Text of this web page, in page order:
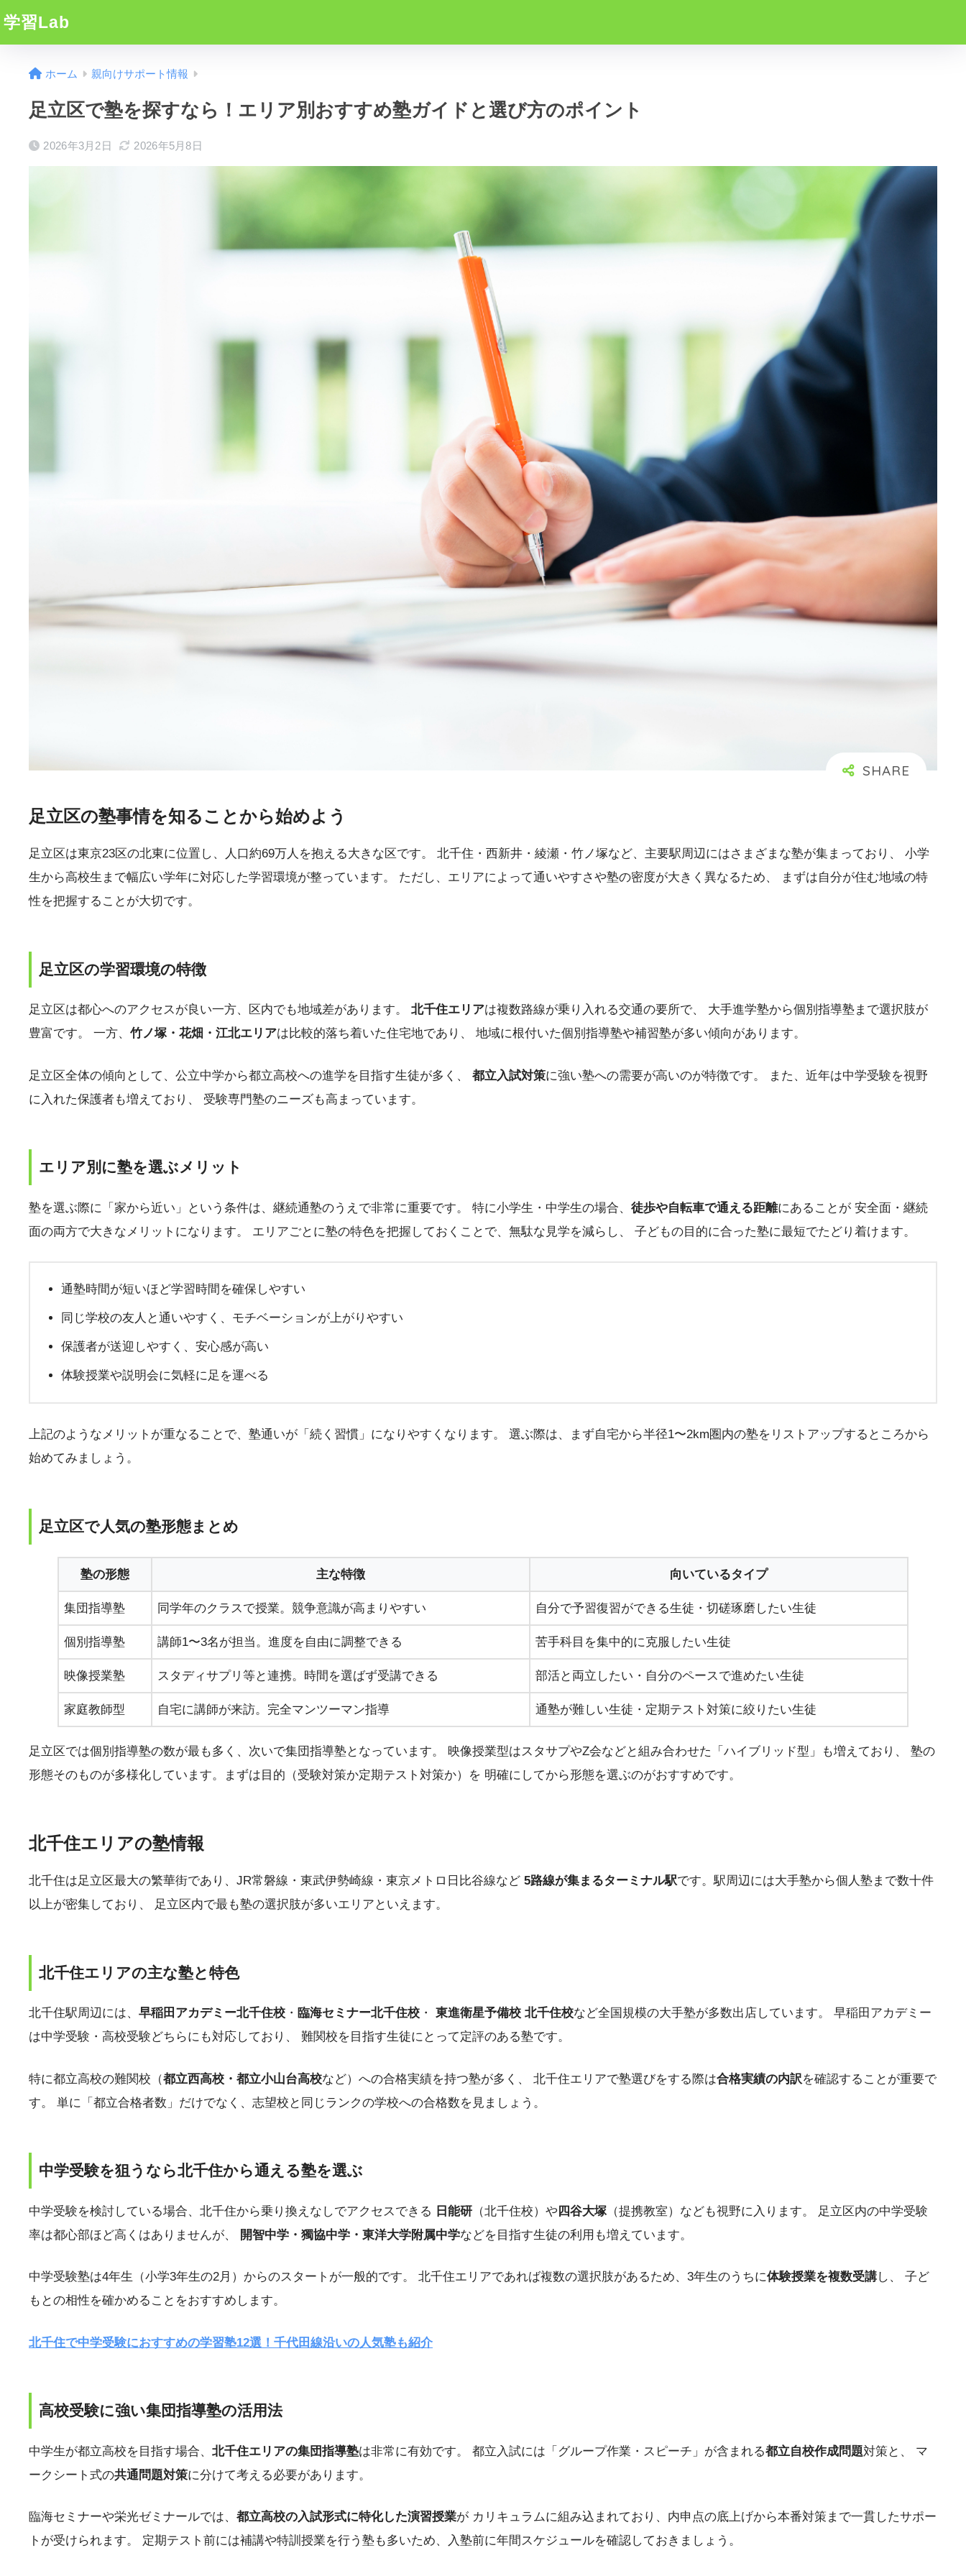
学習Lab
ホーム 親向けサポート情報
足立区で塾を探すなら！エリア別おすすめ塾ガイドと選び方のポイント
2026年3月2日 2026年5月8日
足立区の塾事情を知ることから始めよう
足立区は東京23区の北東に位置し、人口約69万人を抱える大きな区です。 北千住・西新井・綾瀬・竹ノ塚など、主要駅周辺にはさまざまな塾が集まっており、 小学
生から高校生まで幅広い学年に対応した学習環境が整っています。 ただし、エリアによって通いやすさや塾の密度が大きく異なるため、 まずは自分が住む地域の特
性を把握することが大切です。
足立区の学習環境の特徴
足立区は都心へのアクセスが良い一方、区内でも地域差があります。 北千住エリアは複数路線が乗り入れる交通の要所で、 大手進学塾から個別指導塾まで選択肢が
豊富です。 一方、 竹ノ塚・花畑・江北エリアは比較的落ち着いた住宅地であり、 地域に根付いた個別指導塾や補習塾が多い傾向があります。
足立区全体の傾向として、公立中学から都立高校への進学を目指す生徒が多く、 都立入試対策に強い塾への需要が高いのが特徴です。 また、近年は中学受験を視野
に入れた保護者も増えており、 受験専門塾のニーズも高まっています。
エリア別に塾を選ぶメリット
塾を選ぶ際に「家から近い」という条件は、継続通塾のうえで非常に重要です。 特に小学生・中学生の場合、 徒歩や自転車で通える距離にあることが 安全面・継続
面の両方で大きなメリットになります。 エリアごとに塾の特色を把握しておくことで、無駄な見学を減らし、 子どもの目的に合った塾に最短でたどり着けます。
通塾時間が短いほど学習時間を確保しやすい
同じ学校の友人と通いやすく、モチベーションが上がりやすい
保護者が送迎しやすく、安心感が高い
体験授業や説明会に気軽に足を運べる
上記のようなメリットが重なることで、塾通いが「続く習慣」になりやすくなります。 選ぶ際は、まず自宅から半径1〜2km圏内の塾をリストアップするところから
始めてみましょう。
足立区で人気の塾形態まとめ
塾の形態 主な特徴 向いているタイプ
集団指導塾 同学年のクラスで授業。競争意識が高まりやすい 自分で予習復習ができる生徒・切磋琢磨したい生徒
個別指導塾 講師1〜3名が担当。進度を自由に調整できる 苦手科目を集中的に克服したい生徒
映像授業塾 スタディサプリ等と連携。時間を選ばず受講できる 部活と両立したい・自分のペースで進めたい生徒
家庭教師型 自宅に講師が来訪。完全マンツーマン指導 通塾が難しい生徒・定期テスト対策に絞りたい生徒
足立区では個別指導塾の数が最も多く、次いで集団指導塾となっています。 映像授業型はスタサプやZ会などと組み合わせた「ハイブリッド型」も増えており、 塾の
形態そのものが多様化しています。まずは目的（受験対策か定期テスト対策か）を 明確にしてから形態を選ぶのがおすすめです。
北千住エリアの塾情報
北千住は足立区最大の繁華街であり、JR常磐線・東武伊勢崎線・東京メトロ日比谷線など 5路線が集まるターミナル駅です。駅周辺には大手塾から個人塾まで数十件
以上が密集しており、 足立区内で最も塾の選択肢が多いエリアといえます。
北千住エリアの主な塾と特色
北千住駅周辺には、 早稲田アカデミー北千住校 ・ 臨海セミナー北千住校 ・ 東進衛星予備校 北千住校など全国規模の大手塾が多数出店しています。 早稲田アカデミー
は中学受験・高校受験どちらにも対応しており、 難関校を目指す生徒にとって定評のある塾です。
特に都立高校の難関校（都立西高校・都立小山台高校など）への合格実績を持つ塾が多く、 北千住エリアで塾選びをする際は合格実績の内訳を確認することが重要で
す。 単に「都立合格者数」だけでなく、志望校と同じランクの学校への合格数を見ましょう。
中学受験を狙うなら北千住から通える塾を選ぶ
中学受験を検討している場合、北千住から乗り換えなしでアクセスできる 日能研 （北千住校）や 四谷大塚（提携教室）なども視野に入ります。 足立区内の中学受験
率は都心部ほど高くはありませんが、
開智中学・獨協中学・東洋大学附属中学などを目指す生徒の利用も増えています。
中学受験塾は4年生（小学3年生の2月）からのスタートが一般的です。 北千住エリアであれば複数の選択肢があるため、3年生のうちに体験授業を複数受講し、 子ど
もとの相性を確かめることをおすすめします。
北千住で中学受験におすすめの学習塾12選！千代田線沿いの人気塾も紹介
高校受験に強い集団指導塾の活用法
中学生が都立高校を目指す場合、 北千住エリアの集団指導塾は非常に有効です。 都立入試には「グループ作業・スピーチ」が含まれる都立自校作成問題対策と、 マ
ークシート式の共通問題対策に分けて考える必要があります。
臨海セミナーや栄光ゼミナールでは、 都立高校の入試形式に特化した演習授業が カリキュラムに組み込まれており、内申点の底上げから本番対策まで一貫したサポー
トが受けられます。 定期テスト前には補講や特訓授業を行う塾も多いため、入塾前に年間スケジュールを確認しておきましょう。